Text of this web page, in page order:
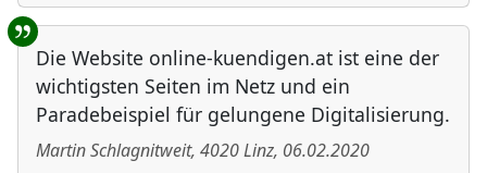
Die Website online-kuendigen.at ist eine der
wichtigsten Seiten im Netz und ein
Paradebeispiel für gelungene Digitalisierung.
Martin Schlagnitweit, 4020Linz, 06.02.2020